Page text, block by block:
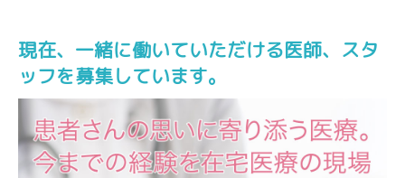
現在、一緒に働いていただける医師、スタ
ッフを募集しています。